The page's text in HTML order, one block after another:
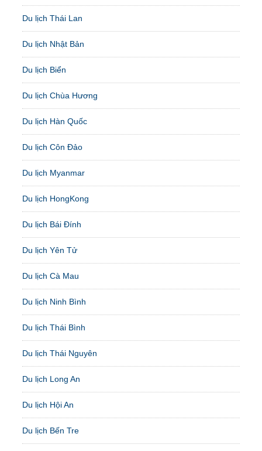
Du lịch Thái Lan
Du lịch Nhật Bản
Du lịch Biển
Du lịch Chùa Hương
Du lịch Hàn Quốc
Du lịch Côn Đảo
Du lịch Myanmar
Du lịch HongKong
Du lịch Bái Đính
Du lịch Yên Tử
Du lịch Cà Mau
Du lịch Ninh Bình
Du lịch Thái Bình
Du lịch Thái Nguyên
Du lịch Long An
Du lịch Hội An
Du lịch Bến Tre